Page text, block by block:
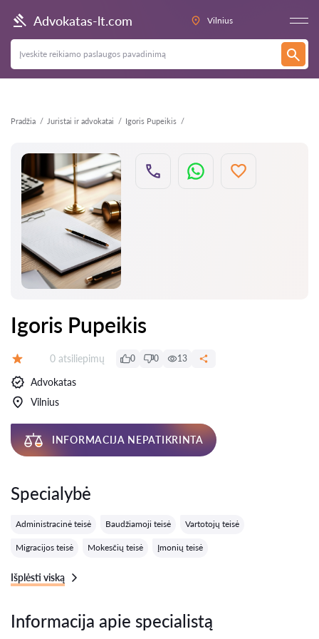
Advokatas-lt.com Vilnius
Pradžia Juristai ir advokatai Igoris Pupeikis
Atgal
Igoris Pupeikis
Atsiliepimų:
0 atsiliepimų 0 0 13
Advokatas
Vilnius
INFORMACIJA NEPATIKRINTA
Specialybė
Administracinė teisė Baudžiamoji teisė Vartotojų teisė
Migracijos teisė Mokesčių teisė Įmonių teisė
Išplėsti viską
Informacija apie specialistą